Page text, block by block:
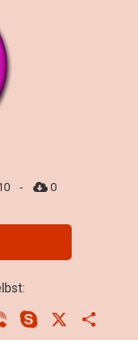
- 0
Viber Skype